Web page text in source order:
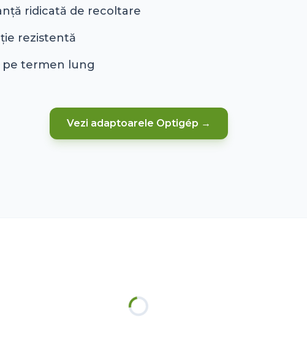
ridicată de recoltare
rezistentă
pe termen lung
Vezi adaptoarele Optigép →